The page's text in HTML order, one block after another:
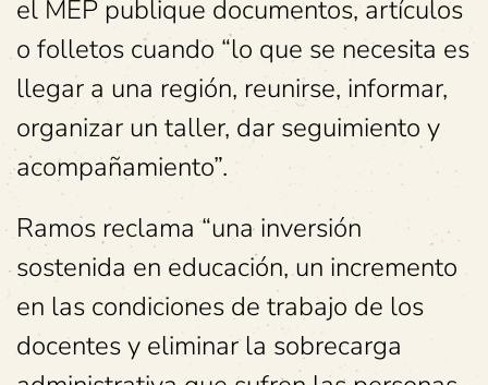
el MEP publique documentos, artículos
o folletos cuando “lo que se necesita es
llegar a una región, reunirse, informar,
organizar un taller, dar seguimiento y
acompañamiento”.
Ramos reclama “una inversión
sostenida en educación, un incremento
en las condiciones de trabajo de los
docentes y eliminar la sobrecarga